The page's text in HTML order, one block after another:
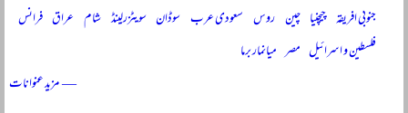
جنوبی افریقہ چیچنیا چین روس سعودی عرب سوڈان سویٹزرلینڈ شام عراق فرانس
فلسطین و اسرائیل مصر میانمار برما
— مزید عنوانات